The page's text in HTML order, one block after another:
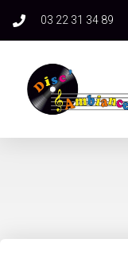
03 22 31 34 89​